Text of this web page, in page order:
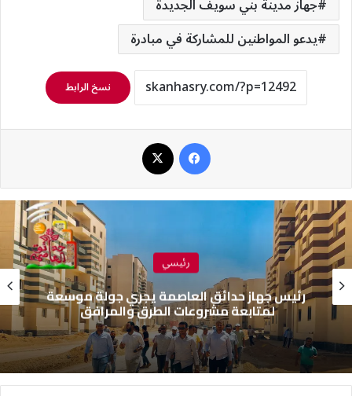
جهاز مدينة بني سويف الجديدة
يدعو المواطنين للمشاركة في مبادرة
نسخ الرابط
رئيسي
حملات موسعة لرفع الإشغالات وإزالة
المخالفات بحدائق أكتوبر